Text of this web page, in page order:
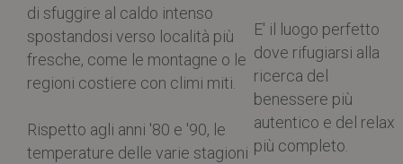
di sfuggire al caldo intenso
spostandosi verso località più
fresche, come le montagne o le
regioni costiere con climi miti.
Rispetto agli anni '80 e '90, le
temperature delle varie stagioni
E' il luogo perfetto
dove rifugiarsi alla
ricerca del
benessere più
autentico e del relax
più completo.